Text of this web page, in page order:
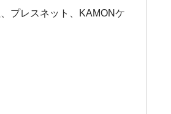
プレスネット、KAMONケ